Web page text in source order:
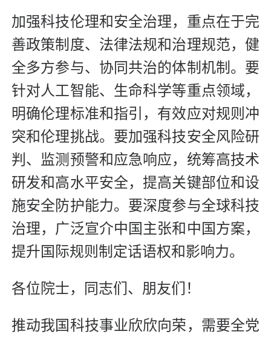
加强科技伦理和安全治理，重点在于完
善政策制度、法律法规和治理规范，健
全多方参与、协同共治的体制机制。要
针对人工智能、生命科学等重点领域，
明确伦理标准和指引，有效应对规则冲
突和伦理挑战。要加强科技安全风险研
判、监测预警和应急响应，统筹高技术
研发和高水平安全，提高关键部位和设
施安全防护能力。要深度参与全球科技
治理，广泛宣介中国主张和中国方案，
提升国际规则制定话语权和影响力。
各位院士，同志们、朋友们！
推动我国科技事业欣欣向荣，需要全党